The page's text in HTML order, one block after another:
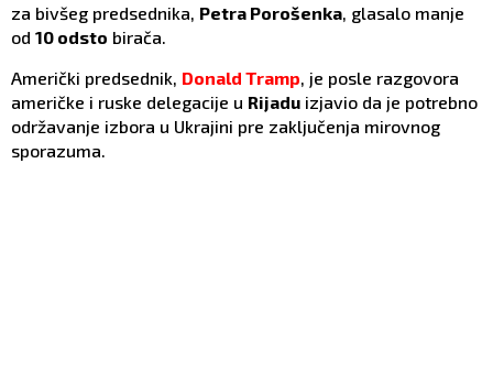
za bivšeg predsednika, Petra Porošenka , glasalo manje
od 10 odsto birača.
Američki predsednik, Donald Tramp , je posle razgovora
američke i ruske delegacije u Rijadu izjavio da je potrebno
održavanje izbora u Ukrajini pre zaključenja mirovnog
sporazuma.